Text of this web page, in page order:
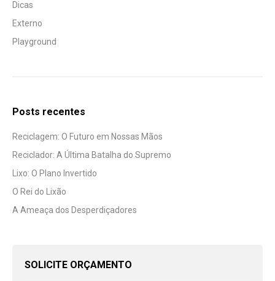
Dicas
Externo
Playground
Posts recentes
Reciclagem: O Futuro em Nossas Mãos
Reciclador: A Última Batalha do Supremo
Lixo: O Plano Invertido
O Rei do Lixão
A Ameaça dos Desperdiçadores
SOLICITE ORÇAMENTO